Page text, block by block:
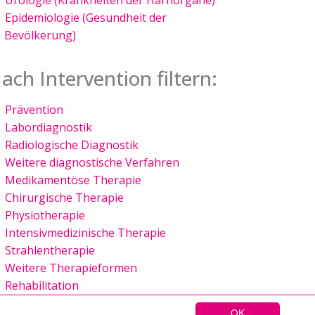
OK
Epidemiologie (Gesundheit der
Bevölkerung)
Intervention filtern:
Prävention
Labordiagnostik
Radiologische Diagnostik
Weitere diagnostische Verfahren
Medikamentöse Therapie
Chirurgische Therapie
Physiotherapie
Intensivmedizinische Therapie
Strahlentherapie
Weitere Therapieformen
Rehabilitation